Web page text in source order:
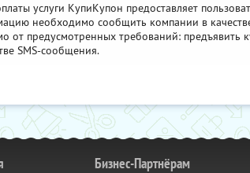
услуги КупиКупон предоставляет
необходимо сообщить компании в
от предусмотренных требований: предъявить
SMS-сообщения.
Бизнес-Партнёрам